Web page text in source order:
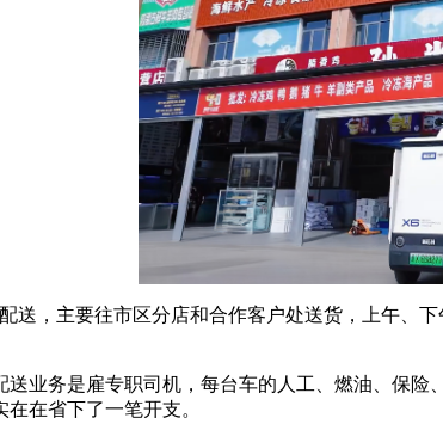
送，主要往市区分店和合作客户处送货，上午、
业务是雇专职司机，每台车的人工、燃油、保
在省下了一笔开支。